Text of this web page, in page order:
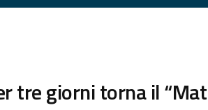
tre giorni torna il